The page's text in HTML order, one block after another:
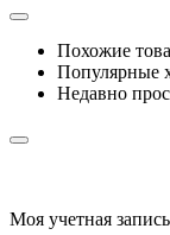
Похожие
Популярные
Недавно
Моя учетная запись